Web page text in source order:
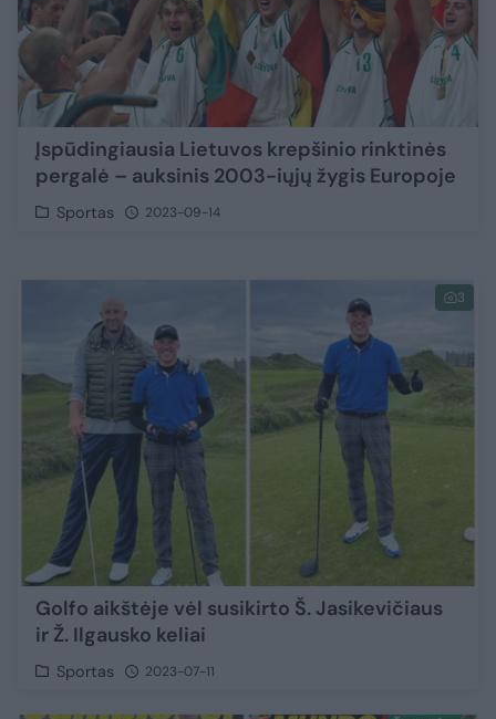
Įspūdingiausia Lietuvos krepšinio rinktinės
pergalė – auksinis 2003-iųjų žygis Europoje
Sportas 2023-09-14
3
Golfo aikštėje vėl susikirto Š. Jasikevičiaus
ir Ž. Ilgausko keliai
Sportas 2023-07-11